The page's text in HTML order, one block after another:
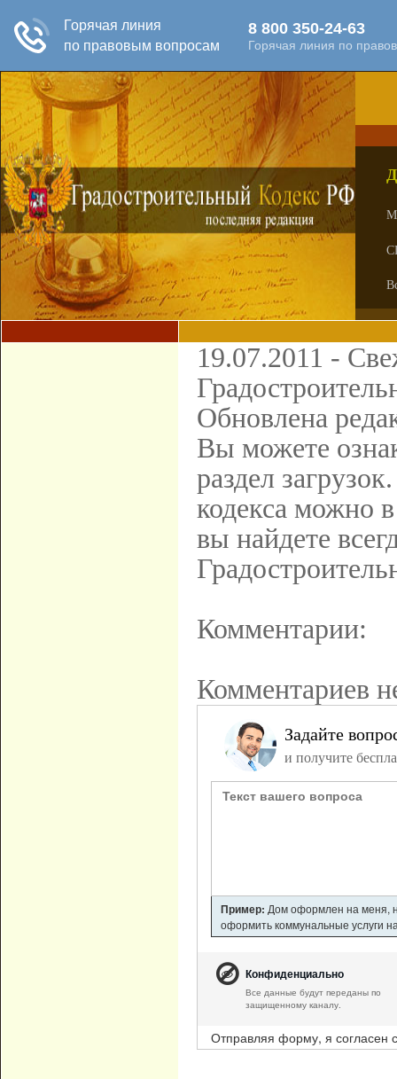
19.07.2011 -
Обновлена
Вы можете
раздел
кодекса можно
вы найдете
Комментарии:
Комментариев
Задайте
и получите
Пример: Дом оформлен на меня,
оформить коммунальные услуги
Конфиденциально
Все данные будут переданы по
защищенному каналу.
Отправляя форму, я согласен